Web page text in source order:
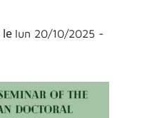
le lun 20/10/2025 -